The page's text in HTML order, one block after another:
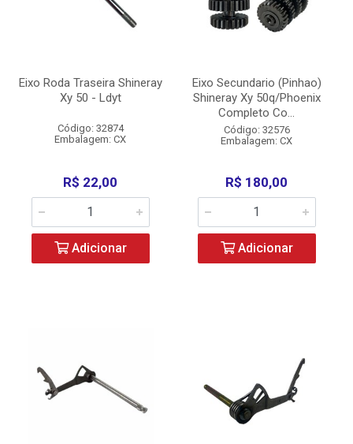
Eixo Roda Traseira Shineray
Xy 50 - Ldyt
Código: 32874
Embalagem: CX
R$ 22,00
Adicionar
Eixo Secundario (Pinhao)
Shineray Xy 50q/Phoenix
Completo Co...
Código: 32576
Embalagem: CX
R$ 180,00
Adicionar